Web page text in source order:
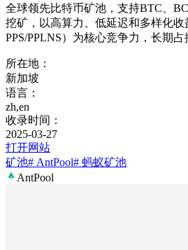
全球领先比特币矿池，支持BTC、
挖矿，以高算力、低延迟和多样化收
PPS/PPLNS）为核心竞争力，长期占
所在地：
新加坡
语言：
zh,en
收录时间：
2025-03-27
打开网站
矿池# AntPool# 蚂蚁矿池
AntPool